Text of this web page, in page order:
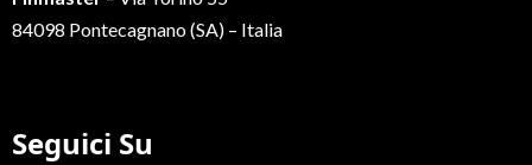
84098 Pontecagnano (SA) – Italia
Seguici Su